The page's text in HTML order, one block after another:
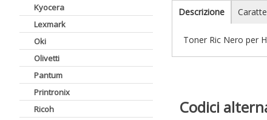
Kyocera
Lexmark
Oki
Olivetti
Pantum
Printronix
Ricoh
Descrizione
Toner Ric Nero per
Codici